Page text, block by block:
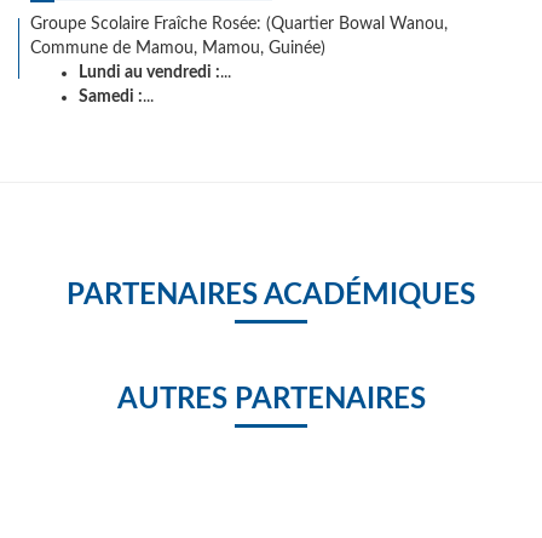
Groupe Scolaire Fraîche Rosée: (Quartier Bowal Wanou,
Commune de Mamou, Mamou, Guinée)
Lundi au vendredi :...
Samedi :...
PARTENAIRES ACADÉMIQUES
AUTRES PARTENAIRES